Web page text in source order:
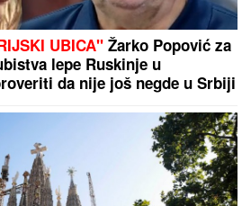
UBICA" Žarko Popović za
lepe Ruskinje u
da nije još negde u Srbiji